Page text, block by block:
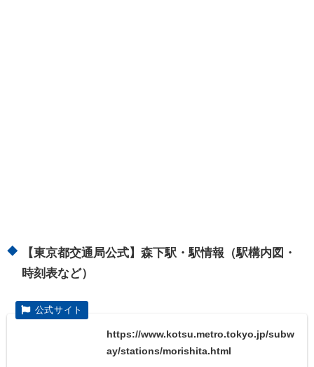
【東京都交通局公式】森下駅・駅情報（駅構内図・
時刻表など）
https://www.kotsu.metro.tokyo.jp/subw
ay/stations/morishita.html